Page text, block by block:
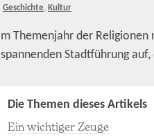
Geschichte, Kultur
m Themenjahr der
spannenden Stadtführung
Die Themen dieses Artikels
Ein wichtiger Zeuge